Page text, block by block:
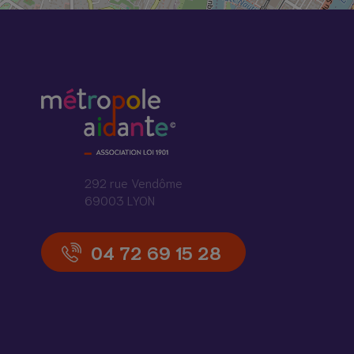
292 rue Vendôme
69003 LYON
04 72 69 15 28